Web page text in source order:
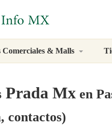
Comerciales & Malls
Prada Mx en
contactos)